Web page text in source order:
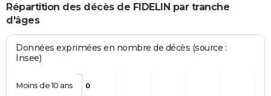
Répartition des décès de FIDELIN par tranche
d'âges
Données exprimées en nombre de décès (source :
Insee)
0
Moins de 10 ans